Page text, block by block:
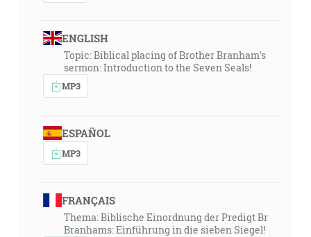
ENGLISH
Topic: Biblical placing of Brother Branham's
sermon: Introduction to the Seven Seals!
MP3
ESPAÑOL
MP3
FRANÇAIS
Thema: Biblische Einordnung der Predigt Br
Branhams: Einführung in die sieben Siegel!